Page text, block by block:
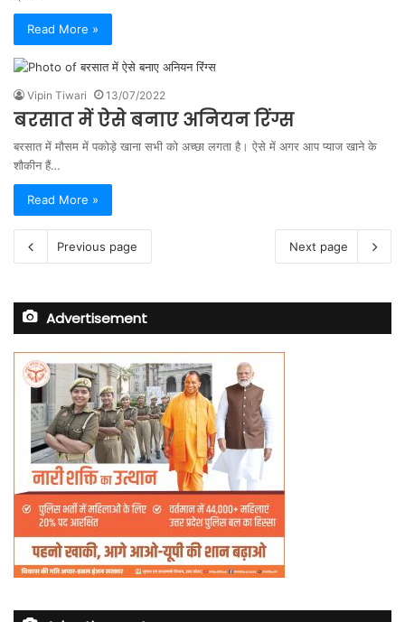
Read More »
Vipin Tiwari 13/07/2022
बरसात में ऐसे बनाए अनियन रिंग्स
बरसात में मौसम में पकोड़े खाना सभी को अच्छा लगता है। ऐसे में अगर आप प्याज खाने के
शौकीन हैं…
Read More »
Previous page Next page
Advertisement